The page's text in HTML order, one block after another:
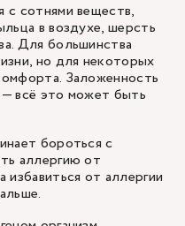
с сотнями веществ,
в воздухе, шерсть
Для большинства
но для некоторых
Заложенность
— всё это может быть
бороться с
аллергию от
от аллергии